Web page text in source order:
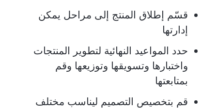
قسّم إطلاق المنتج إلى مراحل يمكن
إدارتها
حدد المواعيد النهائية لتطوير المنتجات
واختبارها وتسويقها وتوزيعها وقم
بمتابعتها
قم بتخصيص التصميم ليناسب مختلف